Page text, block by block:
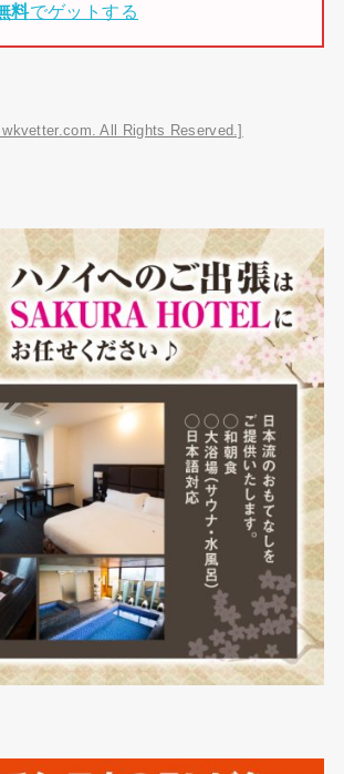
料でゲットする
All Rights Reserved.]